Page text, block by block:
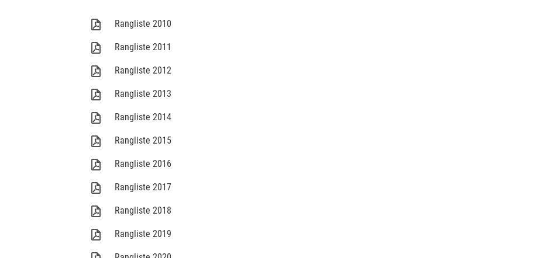
Rangliste 2010
Rangliste 2011
Rangliste 2012
Rangliste 2013
Rangliste 2014
Rangliste 2015
Rangliste 2016
Rangliste 2017
Rangliste 2018
Rangliste 2019